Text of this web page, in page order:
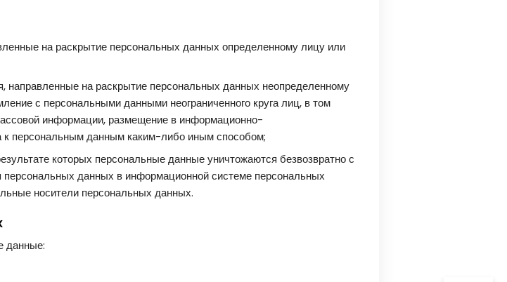
на раскрытие персональных данных определенному лицу или
на раскрытие персональных данных неопределенному
с персональными данными неограниченного круга лиц, в том
информации, размещение в информационно-
к персональным данным каким-либо иным способом;
которых персональные данные уничтожаются безвозвратно с
данных в информационной системе персональных
носители персональных данных.
данные: